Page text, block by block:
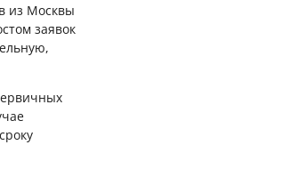
из Москвы
заявок